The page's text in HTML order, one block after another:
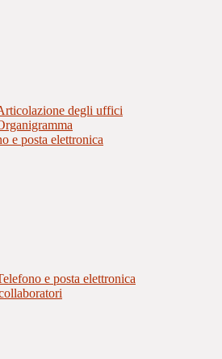
degli uffici
e posta elettronica
e posta elettronica